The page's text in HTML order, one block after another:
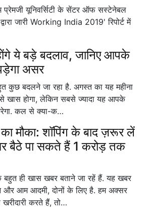
यूनिवर्सिटी के सेंटर ऑफ सस्टेनेबल
जारी Working India 2019' रिपोर्ट में
ये बड़े बदलाव, जानिए आपके
असर
कुछ बदलने जा रहा है. अगस्त का यह महीना
खास होगा, लेकिन सबसे ज्यादा यह आपके
कल से क्या-क…
मौका: शॉपिंग के बाद ज़रूर लें
बैठे पा सकते हैं 1 करोड़ तक
ही खास खबर बताने जा रहें हैं. यह खबर
और आम आदमी, दोनों के लिए है. हम अक्सर
खरीदारी करते हैं, तो…